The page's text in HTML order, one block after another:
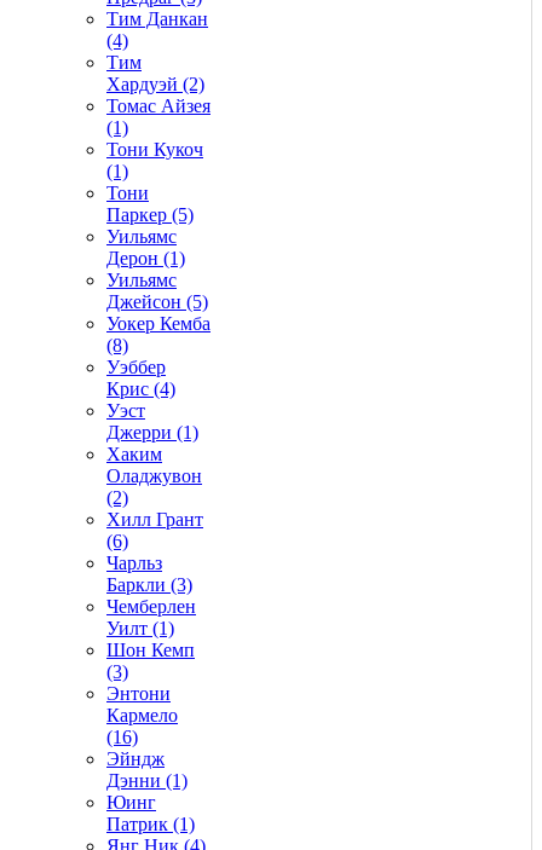
Тим Данкан
(4)
Тим
Хардуэй (2)
Томас Айзея
(1)
Тони Кукоч
(1)
Тони
Паркер (5)
Уильямс
Дерон (1)
Уильямс
Джейсон (5)
Уокер Кемба
(8)
Уэббер
Крис (4)
Уэст
Джерри (1)
Хаким
Оладжувон
(2)
Хилл Грант
(6)
Чарльз
Баркли (3)
Чемберлен
Уилт (1)
Шон Кемп
(3)
Энтони
Кармело
(16)
Эйндж
Дэнни (1)
Юинг
Патрик (1)
Янг Ник (4)